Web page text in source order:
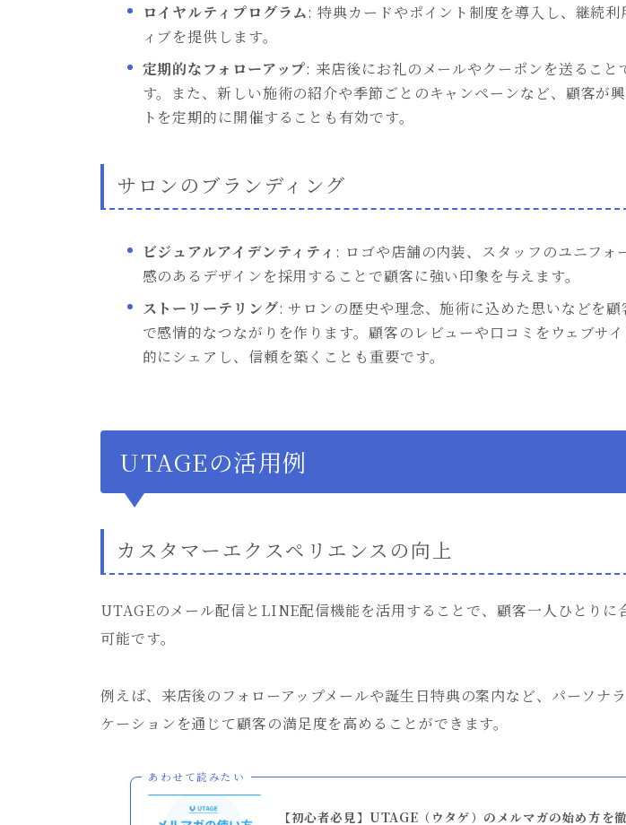
ロイヤルティプログラム: 特典カードやポイント制度を導入し、継続利
ィブを提供します。
定期的なフォローアップ: 来店後にお礼のメールやクーポンを送ること
す。また、新しい施術の紹介や季節ごとのキャンペーンなど、顧客が
トを定期的に開催することも有効です。
サロンのブランディング
ビジュアルアイデンティティ : ロゴや店舗の内装、スタッフのユニフォ
感のあるデザインを採用することで顧客に強い印象を与えます。
ストーリーテリング: サロンの歴史や理念、施術に込めた思いなどを顧
で感情的なつながりを作ります。顧客のレビューや口コミをウェブサ
的にシェアし、信頼を築くことも重要です。
UTAGEの活用例
カスタマーエクスペリエンスの向上
UTAGEのメール配信とLINE配信機能を活用することで、顧客一人ひとりに
可能です。
例えば、来店後のフォローアップメールや誕生日特典の案内など、パーソナ
ケーションを通じて顧客の満足度を高めることができます。
あわせて読みたい
【初心者必見】UTAGE（ウタゲ）のメルマガの始め方を